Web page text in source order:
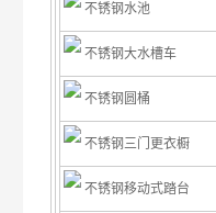
不锈钢水池
不锈钢大水槽车
不锈钢圆桶
不锈钢三门更衣橱
不锈钢移动式踏台